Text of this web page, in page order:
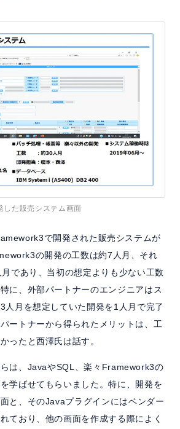
た販売システム画面
で開発された販売システムが
の開発の工数は約7人月、それ
であり、当初の想定よりも少ない工数
に、外部パートナーのエンジニアはス
人月を想定していた開発を1人月で完了
ートナーから得られたメリットは、工
ったと西澤氏は話す。
らは、JavaやSQL、楽々Framework3の
学ばせてもらいました。特に、開発を
と、そのJavaプラグインにはベンダー
ており、他の画面を作成する際によく